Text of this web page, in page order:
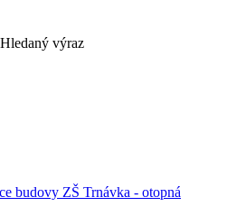
Hledaný výraz
budovy ZŠ Trnávka - otopná